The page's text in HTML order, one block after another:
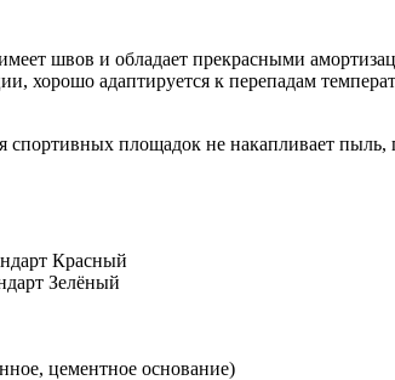
швов и обладает прекрасными
хорошо адаптируется к перепадам
площадок не накапливает пыль,
Красный
Зелёный
цементное основание)